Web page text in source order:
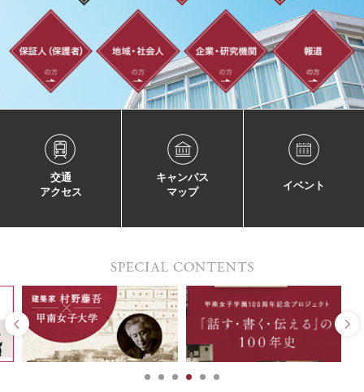
交通
アクセス
キャンパス
マップ
イベント